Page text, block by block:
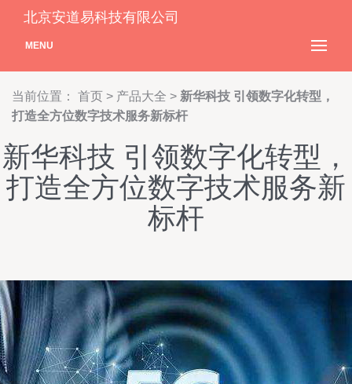
北京安道易科技有限公司
MENU
当前位置： 首页 > 产品大全 > 新华科技 引领数字化转型，
打造全方位数字技术服务新标杆
新华科技 引领数字化转型，
打造全方位数字技术服务新
标杆